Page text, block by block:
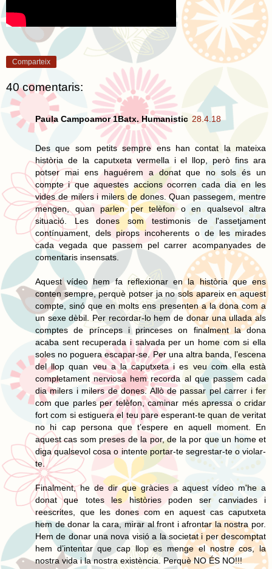
Comparteix
40 comentaris:
Paula Campoamor 1Batx. Humanistic 28.4.18
Des que som petits sempre ens han contat la mateixa
història de la caputxeta vermella i el llop, però fins ara
potser mai ens haguérem a donat que no sols és un
compte i que aquestes accions ocorren cada dia en les
vides de milers i milers de dones. Quan passegem, mentre
mengen, quan parlen per telèfon o en qualsevol altra
situació. Les dones som testimonis de l'assetjament
contínuament, dels pirops incoherents o de les mirades
cada vegada que passem pel carrer acompanyades de
comentaris insensats.
Aquest vídeo hem fa reflexionar en la història que ens
conten sempre, perquè potser ja no sols apareix en aquest
compte, sinó que en molts ens presenten a la dona com a
un sexe dèbil. Per recordar-lo hem de donar una ullada als
comptes de prínceps i princeses on finalment la dona
acaba sent recuperada i salvada per un home com si ella
soles no poguera escapar-se. Per una altra banda, l’escena
del llop quan veu a la caputxeta i es veu com ella està
completament nerviosa hem recorda al que passem cada
dia milers i milers de dones. Allò de passar pel carrer i fer
com que parles per telèfon, caminar més apressa o cridar
fort com si estiguera el teu pare esperant-te quan de veritat
no hi cap persona que t’espere en aquell moment. En
aquest cas som preses de la por, de la por que un home et
diga qualsevol cosa o intente portar-te segrestar-te o violar-
te.
Finalment, he de dir que gràcies a aquest vídeo m'he a
donat que totes les històries poden ser canviades i
reescrites, que les dones com en aquest cas caputxeta
hem de donar la cara, mirar al front i afrontar la nostra por.
Hem de donar una nova visió a la societat i per descomptat
hem d’intentar que cap llop es menge el nostre cos, la
nostra vida i la nostra existència. Perquè NO ÉS NO!!!